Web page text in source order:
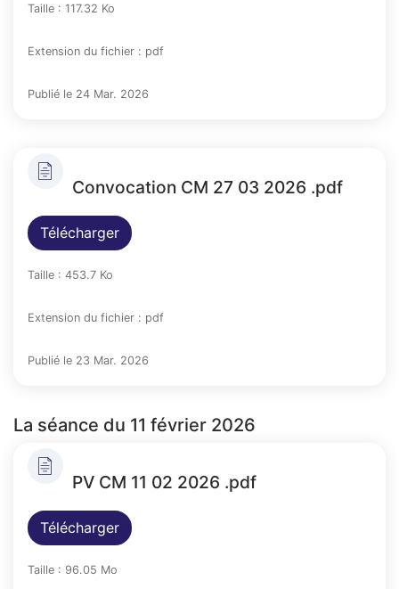
Taille : 117.32 Ko
Extension du fichier : pdf
Publié le 24 Mar. 2026
Convocation CM 27 03 2026 .pdf
Télécharger
Taille : 453.7 Ko
Extension du fichier : pdf
Publié le 23 Mar. 2026
La séance du 11 février 2026
PV CM 11 02 2026 .pdf
Télécharger
Taille : 96.05 Mo